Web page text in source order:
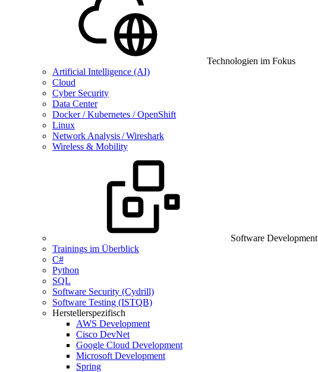
Technologien im Fokus
Artificial Intelligence (AI)
Cloud
Cyber Security
Data Center
Docker / Kubernetes / OpenShift
Linux
Network Analysis / Wireshark
Wireless & Mobility
Software Development
Trainings im Überblick
C#
Python
SQL
Software Security (Cydrill)
Software Testing (ISTQB)
Herstellerspezifisch
AWS Development
Cisco DevNet
Google Cloud Development
Microsoft Development
Spring